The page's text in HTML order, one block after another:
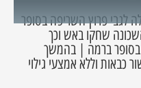
לגבי פרוץ השריפה בסופר
שחקו באש וכך
ברמה | בהמשך
וללא אמצעי גילוי